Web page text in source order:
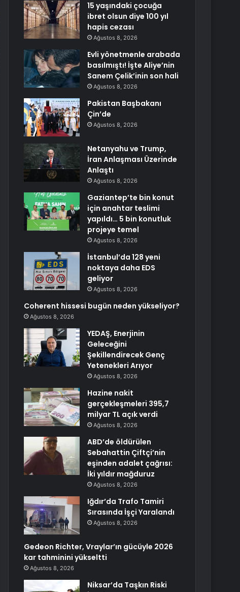
15 yaşındaki çocuğa
ibret olsun diye 100 yıl
hapis cezası
Ağustos 8, 2026
Evli yönetmenle arabada
basılmıştı! İşte Aliye’nin
Sanem Çelik’inin son hali
Ağustos 8, 2026
Pakistan Başbakanı
Çin’de
Ağustos 8, 2026
Netanyahu ve Trump,
İran Anlaşması Üzerinde
Anlaştı
Ağustos 8, 2026
Gaziantep’te bin konut
için anahtar teslimi
yapıldı… 5 bin konutluk
projeye temel
Ağustos 8, 2026
İstanbul’da 128 yeni
noktaya daha EDS
geliyor
Ağustos 8, 2026
Coherent hissesi bugün neden yükseliyor?
Ağustos 8, 2026
YEDAŞ, Enerjinin
Geleceğini
Şekillendirecek Genç
Yetenekleri Arıyor
Ağustos 8, 2026
Hazine nakit
gerçekleşmeleri 395,7
milyar TL açık verdi
Ağustos 8, 2026
ABD’de öldürülen
Sebahattin Çiftçi’nin
eşinden adalet çağrısı:
İki yıldır mağduruz
Ağustos 8, 2026
Iğdır’da Trafo Tamiri
Sırasında İşçi Yaralandı
Ağustos 8, 2026
Gedeon Richter, Vraylar’ın gücüyle 2026
kar tahminini yükseltti
Ağustos 8, 2026
Niksar’da Taşkın Riski